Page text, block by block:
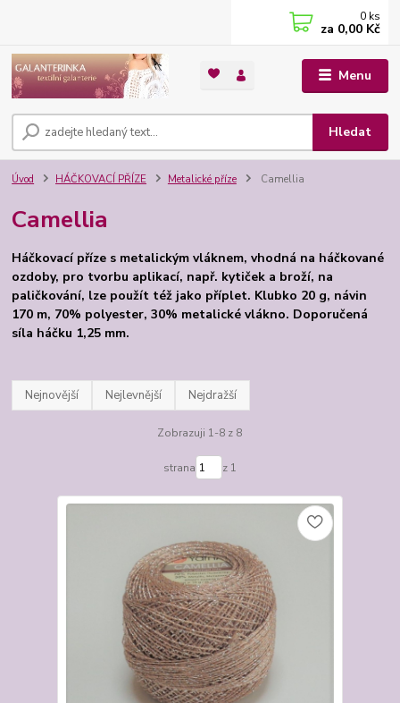
Menu
Hledat
0 ks
za 0,00 Kč
Úvod HÁČKOVACÍ PŘÍZE Metalické příze Camellia
Camellia
Háčkovací příze s metalickým vláknem, vhodná na háčkované
ozdoby, pro tvorbu aplikací, např. kytiček a broží, na
paličkování, lze použít též jako příplet. Klubko 20 g, návin
170 m, 70% polyester, 30% metalické vlákno. Doporučená
síla háčku 1,25 mm.
Nejnovější Nejlevnější Nejdražší
Zobrazuji 1-8 z 8
strana z 1